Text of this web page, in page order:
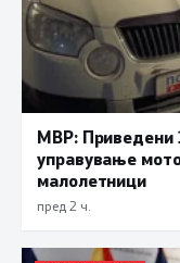
МВР: Приведени
управување
малолетници
пред 2 ч.